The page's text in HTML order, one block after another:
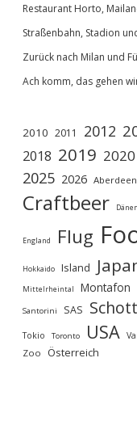
Restaurant Horto,
Straßenbahn, Stadion
Zurück nach Milan und
Ach komm, das gehen
2010 2011 2012
2018 2019 2020
2025 2026 Aberdeen
Craftbeer
England Flug
Hokkaido Island
Mittelrheintal Montafon
Santorini SAS
Tokio Toronto USA
Zoo Österreich